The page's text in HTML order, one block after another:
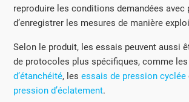
reproduire les conditions demandées avec
d’enregistrer les mesures de manière
Selon le produit, les essais peuvent aussi
de protocoles plus spécifiques, comme
d’étanchéité, lesessais de pression cyclée
pression d’éclatement.